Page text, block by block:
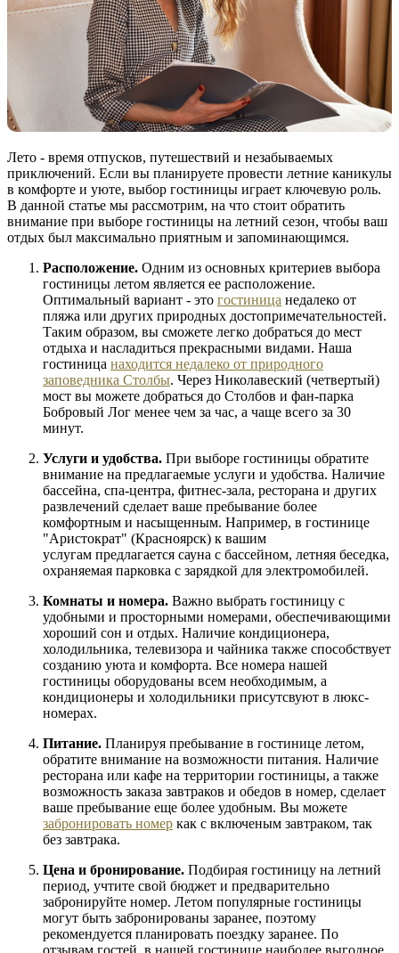
Лето - время отпусков, путешествий и незабываемых
приключений. Если вы планируете провести летние каникулы
в комфорте и уюте, выбор гостиницы играет ключевую роль.
В данной статье мы рассмотрим, на что стоит обратить
внимание при выборе гостиницы на летний сезон, чтобы ваш
отдых был максимально приятным и запоминающимся.
Расположение. Одним из основных критериев выбора
гостиницы летом является ее расположение.
Оптимальный вариант - это гостиница недалеко от
пляжа или других природных достопримечательностей.
Таким образом, вы сможете легко добраться до мест
отдыха и насладиться прекрасными видами. Наша
гостиница находится недалеко от природного
заповедника Столбы. Через Николавеский (четвертый)
мост вы можете добраться до Столбов и фан-парка
Бобровый Лог менее чем за час, а чаще всего за 30
минут.
Услуги и удобства. При выборе гостиницы обратите
внимание на предлагаемые услуги и удобства. Наличие
бассейна, спа-центра, фитнес-зала, ресторана и других
развлечений сделает ваше пребывание более
комфортным и насыщенным. Например, в гостинице
"Аристократ" (Красноярск) к вашим
услугам предлагается сауна с бассейном, летняя беседка,
охраняемая парковка с зарядкой для электромобилей.
Комнаты и номера. Важно выбрать гостиницу с
удобными и просторными номерами, обеспечивающими
хороший сон и отдых. Наличие кондиционера,
холодильника, телевизора и чайника также способствует
созданию уюта и комфорта. Все номера нашей
гостиницы оборудованы всем необходимым, а
кондиционеры и холодильники присутсвуют в люкс-
номерах.
Питание. Планируя пребывание в гостинице летом,
обратите внимание на возможности питания. Наличие
ресторана или кафе на территории гостиницы, а также
возможность заказа завтраков и обедов в номер, сделает
ваше пребывание еще более удобным. Вы можете
забронировать номер как с включеным завтраком, так
без завтрака.
Цена и бронирование. Подбирая гостиницу на летний
период, учтите свой бюджет и предварительно
забронируйте номер. Летом популярные гостиницы
могут быть забронированы заранее, поэтому
рекомендуется планировать поездку заранее. По
отзывам гостей, в нашей гостинице наиболее выгодное